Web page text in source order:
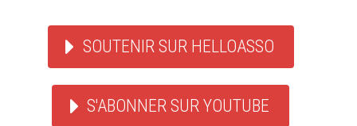
SOUTENIR SUR HELLOASSO
S'ABONNER SUR YOUTUBE